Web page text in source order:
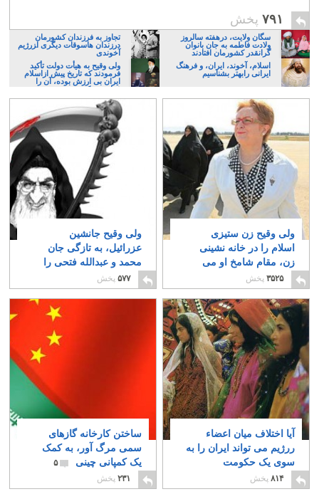
۷۹۱ پخش
سگان ولایت، درهفته سالروز
ولادت فاطمه به جان بانوان
گرانقدر کشورمان افتادند
تجاوز به فرزندان کشورمان
درزندان هاسوقات دیگری ا‍زرژیم
آخوندی
اسلام، آخوند، ایران، و فرهنگ
ایرانی رابهتر بشناسیم
ولی وقیح به هیأت دولت تأکید
فرمودند که تاریخ پیش ازاسلام
ایران بی ارزش بوده، آن را
فراموش کنند
ولی وقیح زن ستیزی
اسلام را در خانه نشینی
زن، مقام شامخ او می
داند
۵۱ ۳۵۲۵ پخش
ولی وقیح جانشین
عزرائیل، به تازگی جان
محمد و عبدالله فتحی را
هم گرفت
۵۷۷ پخش
آیا اختلاف میان اعضاء
ررژیم می تواند ایران را به
سوی یک حکومت
دیکتاتوری نظامی، یا
نظامی – مذهبی سوق
۸۱۴ پخش
ساختن کارخانه گازهای
سمی مرگ آور، به کمک
یک کمپانی چینی
۵
۲۳۱ پخش